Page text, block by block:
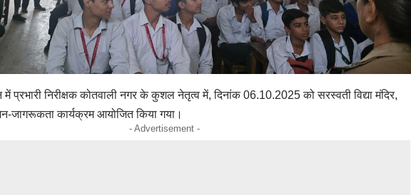
प्रभारी निरीक्षक कोतवाली नगर के कुशल नेतृत्व में, दिनांक 06.10.2025 को सरस्वती विद्या मंदिर,
जागरूकता कार्यक्रम आयोजित किया गया।
- Advertisement -